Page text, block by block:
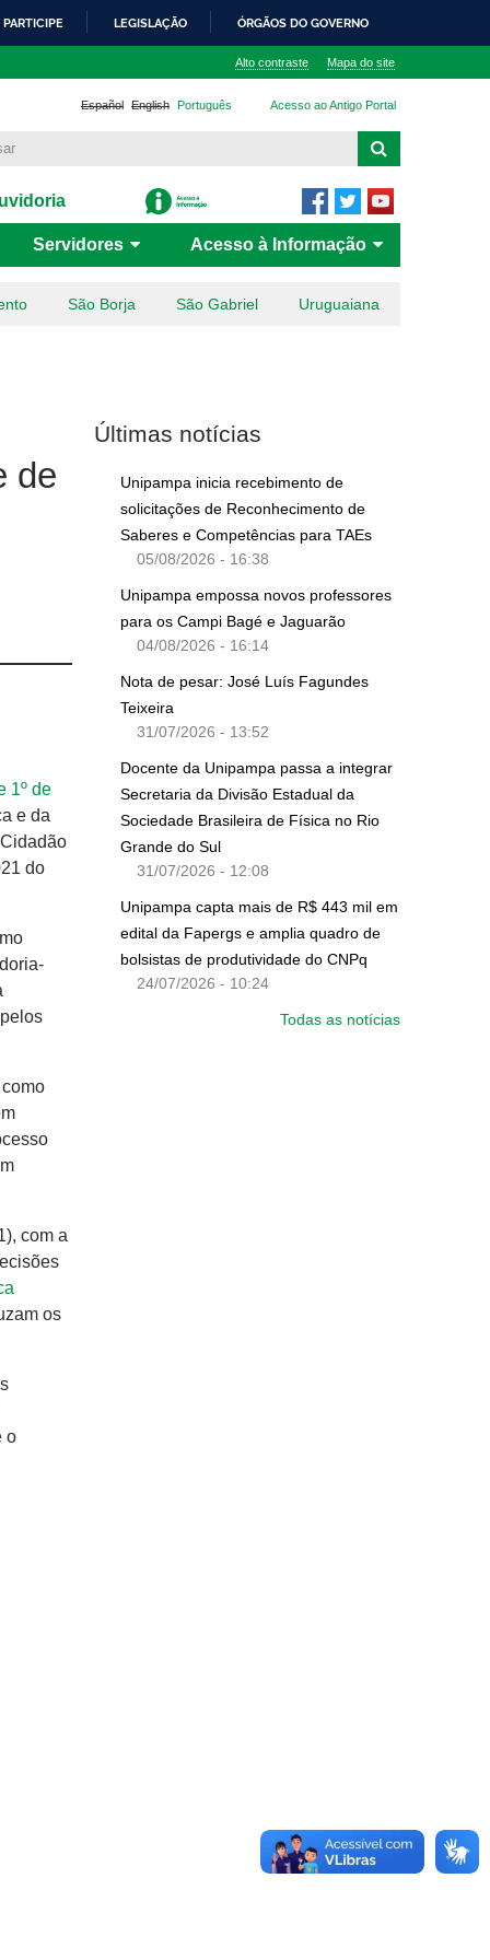
PARTICIPE LEGISLAÇÃO ÓRGÃOS DO GOVERNO
Alto contraste Mapa do site
Português
English
Español Acesso ao Antigo Portal
Servidores Acesso à Informação
São Borja São Gabriel Uruguaiana
de
1º de
e da
do
com a
os
o
Últimas notícias
Unipampa inicia recebimento de
solicitações de Reconhecimento de
Saberes e Competências para TAEs
05/08/2026 - 16:38
Unipampa empossa novos professores
para os Campi Bagé e Jaguarão
04/08/2026 - 16:14
Nota de pesar: José Luís Fagundes
Teixeira
31/07/2026 - 13:52
Docente da Unipampa passa a integrar
Secretaria da Divisão Estadual da
Sociedade Brasileira de Física no Rio
Grande do Sul
31/07/2026 - 12:08
Unipampa capta mais de R$ 443 mil em
edital da Fapergs e amplia quadro de
bolsistas de produtividade do CNPq
24/07/2026 - 10:24
Todas as notícias